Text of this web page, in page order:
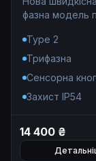
фазна модель
вдома.
Type 2
Трифазна
Сенсорна
Захист IP54
14 400 ₴